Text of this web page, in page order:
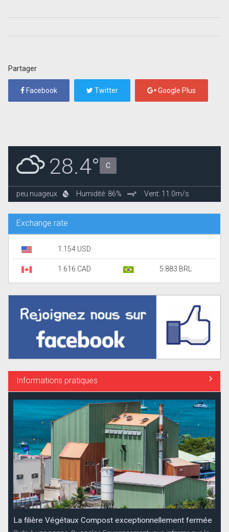
Partager
Facebook Twitter Google Plus
28.4° C
peu nuageux Humidité: 86% Vent: 11.0m/s
Exchange rate
1.154 USD
1.616 CAD 5.883 BRL
Informations pratiques
La filière Végétaux Compost exceptionnellement fermée